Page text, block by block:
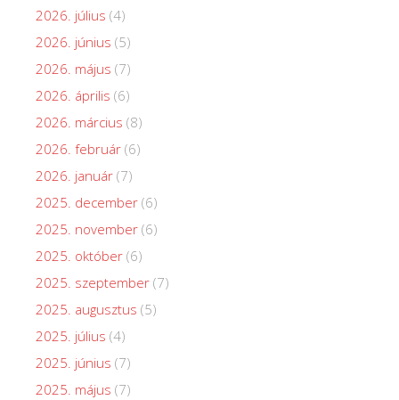
2026. július (4)
2026. június (5)
2026. május (7)
2026. április (6)
2026. március (8)
2026. február (6)
2026. január (7)
2025. december (6)
2025. november (6)
2025. október (6)
2025. szeptember (7)
2025. augusztus (5)
2025. július (4)
2025. június (7)
2025. május (7)